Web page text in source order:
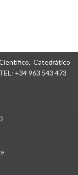
Catedrático
+34 963 543 473